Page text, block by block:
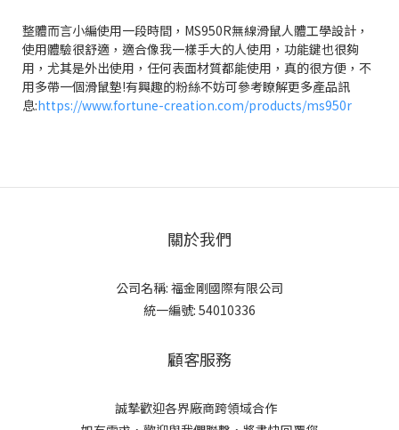
整體而言小編使用一段時間，MS950R無線滑鼠人體工學設計，
使用體驗很舒適，適合像我一樣手大的人使用，功能鍵也很夠
用，尤其是外出使用，任何表面材質都能使用，真的很方便，不
用多帶一個滑鼠墊!有興趣的粉絲不妨可參考瞭解更多產品訊
息:https://www.fortune-creation.com/products/ms950r
關於我們
公司名稱: 福金剛國際有限公司
統一編號: 54010336
顧客服務
誠摯歡迎各界廠商跨領域合作